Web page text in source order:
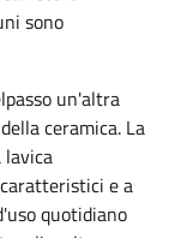
sono
un'altra
ceramica. La
e a
quotidiano